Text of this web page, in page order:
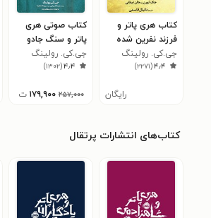
کتاب هری پاتر و
فرزند نفرین شده
جی.کی. رولینگ
۴٫۴(۲۲۷۱)
رایگان
کتاب صوتی هری
پاتر و سنگ جادو
جی.کی. رولینگ
۴٫۴(۱۳۰۲)
۲۵۷,۰۰۰ ۱۷۹,۹۰۰ ت
کتاب‌های انتشارات پرتقال